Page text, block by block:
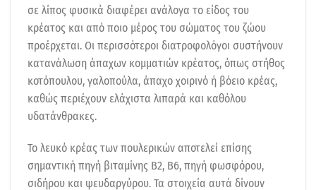
σε λίπος φυσικά διαφέρει ανάλογα το είδος του
κρέατος και από ποιο μέρος του σώματος του ζώου
προέρχεται. Οι περισσότεροι διατροφολόγοι συστήνουν
κατανάλωση άπαχων κομματιών κρέατος, όπως στήθος
κοτόπουλου, γαλοπούλα, άπαχο χοιρινό ή βόειο κρέας,
καθώς περιέχουν ελάχιστα λιπαρά και καθόλου
υδατάνθρακες.
Το λευκό κρέας των πουλερικών αποτελεί επίσης
σημαντική πηγή βιταμίνης Β2, Β6, πηγή φωσφόρου,
σιδήρου και ψευδαργύρου. Τα στοιχεία αυτά δίνουν